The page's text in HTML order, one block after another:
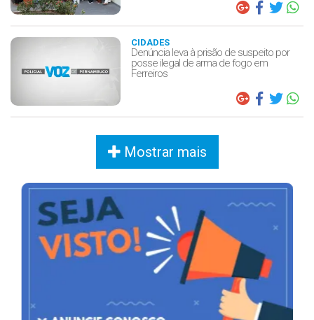
CIDADES
Denúncia leva à prisão de suspeito por
posse ilegal de arma de fogo em
Ferreiros
Mostrar mais